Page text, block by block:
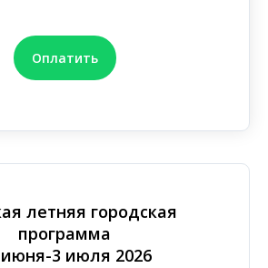
Оплатить
летняя городская
программа
июня-3 июля 2026